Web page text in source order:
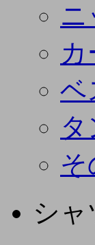
ニ
ベ
そ
シャ